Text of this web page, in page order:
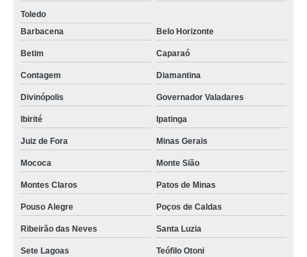
Toledo
Barbacena
Belo Horizonte
Betim Caparaó
Contagem Diamantina
Divinópolis Governador Valadares
Ibirité Ipatinga
Juiz de Fora Minas Gerais
Mococa Monte Sião
Montes Claros Patos de Minas
Pouso Alegre Poços de Caldas
Ribeirão das Neves Santa Luzia
Sete Lagoas Teófilo Otoni